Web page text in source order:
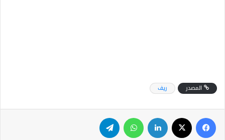
المصدر ريف
فيسبوك لينكدإن واتساب